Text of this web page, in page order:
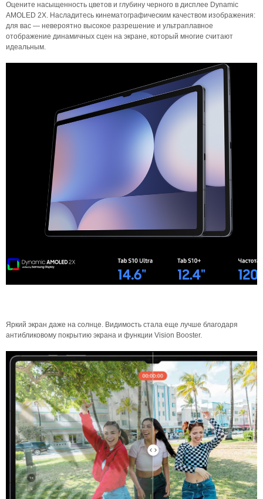
Оцените насыщенность цветов и глубину черного в дисплее Dynamic
AMOLED 2X. Насладитесь кинематографическим качеством изображения:
для вас — невероятно высокое разрешение и ультраплавное
отображение динамичных сцен на экране, который многие считают
идеальным.
Яркий экран даже на солнце. Видимость стала еще лучше благодаря
антибликовому покрытию экрана и функции Vision Booster.